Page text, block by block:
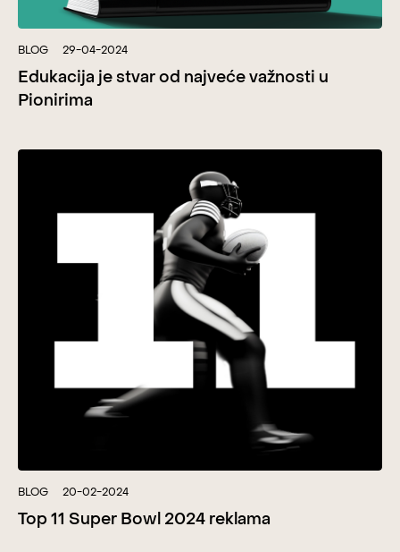
BLOG 29-04-2024
Edukacija je stvar od najveće važnosti u
Pionirima
BLOG 20-02-2024
Top 11 Super Bowl 2024 reklama